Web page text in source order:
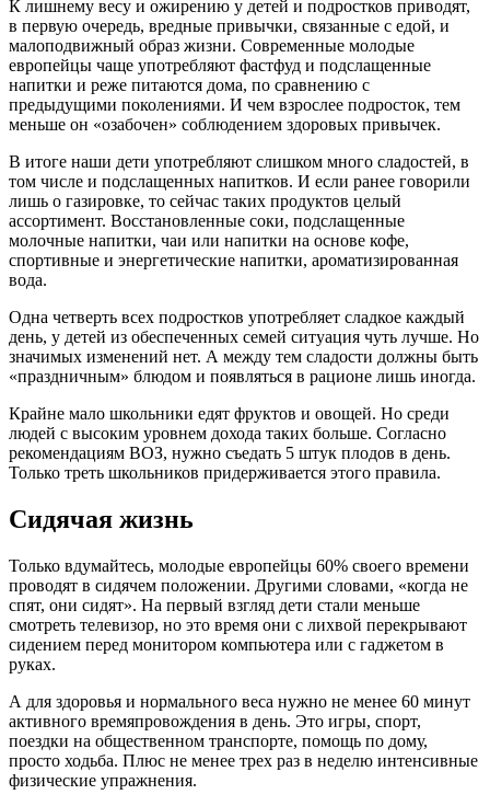
К лишнему весу и ожирению у детей и подростков приводят,
в первую очередь, вредные привычки, связанные с едой, и
малоподвижный образ жизни. Современные молодые
европейцы чаще употребляют фастфуд и подслащенные
напитки и реже питаются дома, по сравнению с
предыдущими поколениями. И чем взрослее подросток, тем
меньше он «озабочен» соблюдением здоровых привычек.
В итоге наши дети употребляют слишком много сладостей, в
том числе и подслащенных напитков. И если ранее говорили
лишь о газировке, то сейчас таких продуктов целый
ассортимент. Восстановленные соки, подслащенные
молочные напитки, чаи или напитки на основе кофе,
спортивные и энергетические напитки, ароматизированная
вода.
Одна четверть всех подростков употребляет сладкое каждый
день, у детей из обеспеченных семей ситуация чуть лучше. Но
значимых изменений нет. А между тем сладости должны быть
«праздничным» блюдом и появляться в рационе лишь иногда.
Крайне мало школьники едят фруктов и овощей. Но среди
людей с высоким уровнем дохода таких больше. Согласно
рекомендациям ВОЗ, нужно съедать 5 штук плодов в день.
Только треть школьников придерживается этого правила.
Сидячая жизнь
Только вдумайтесь, молодые европейцы 60% своего времени
проводят в сидячем положении. Другими словами, «когда не
спят, они сидят». На первый взгляд дети стали меньше
смотреть телевизор, но это время они с лихвой перекрывают
сидением перед монитором компьютера или с гаджетом в
руках.
А для здоровья и нормального веса нужно не менее 60 минут
активного времяпровождения в день. Это игры, спорт,
поездки на общественном транспорте, помощь по дому,
просто ходьба. Плюс не менее трех раз в неделю интенсивные
физические упражнения.